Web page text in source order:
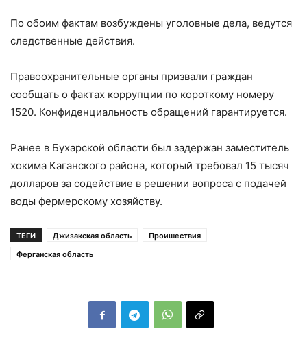
По обоим фактам возбуждены уголовные дела, ведутся
следственные действия.
Правоохранительные органы призвали граждан
сообщать о фактах коррупции по короткому номеру
1520. Конфиденциальность обращений гарантируется.
Ранее в Бухарской области был задержан заместитель
хокима Каганского района, который требовал 15 тысяч
долларов за содействие в решении вопроса с подачей
воды фермерскому хозяйству.
ТЕГИ Джизакская область
Проишествия
Ферганская область